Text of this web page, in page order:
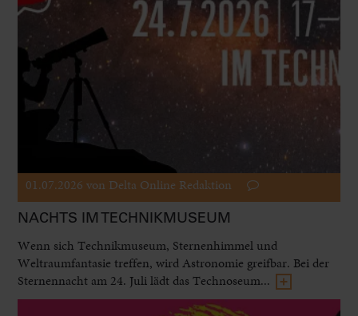
01.07.2026 von Delta Online Redaktion
NACHTS IM TECHNIKMUSEUM
Wenn sich Technikmuseum, Sternenhimmel und
Weltraumfantasie treffen, wird Astronomie greifbar. Bei der
Sternennacht am 24. Juli lädt das Technoseum...